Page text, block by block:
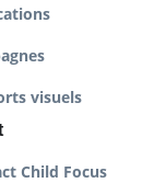
visuels
Child Focus